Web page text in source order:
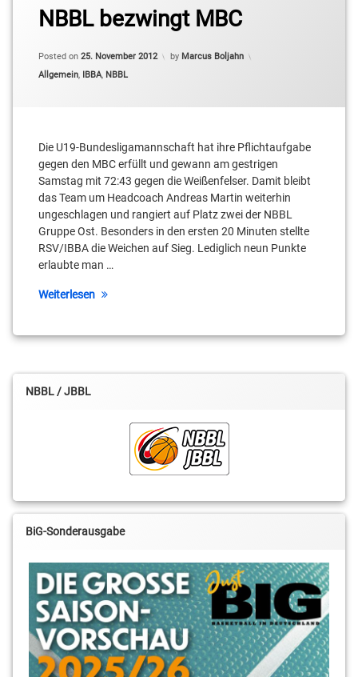
NBBL bezwingt MBC
Posted on 25. November 2012 by Marcus Boljahn
Categories:
Allgemein, IBBA, NBBL
Die U19-Bundesligamannschaft hat ihre Pflichtaufgabe
gegen den MBC erfüllt und gewann am gestrigen
Samstag mit 72:43 gegen die Weißenfelser. Damit bleibt
das Team um Headcoach Andreas Martin weiterhin
ungeschlagen und rangiert auf Platz zwei der NBBL
Gruppe Ost. Besonders in den ersten 20 Minuten stellte
RSV/IBBA die Weichen auf Sieg. Lediglich neun Punkte
erlaubte man …
Weiterlesen
Andreas
Martin
Anton
Kuck
Neubauer
Christopher
Schreiber
Colin
Craven
Dominik
Henry
Schönheit
Mortiz
Treml
Robin
Jorc
NBBL / JBBL
BiG-Sonderausgabe